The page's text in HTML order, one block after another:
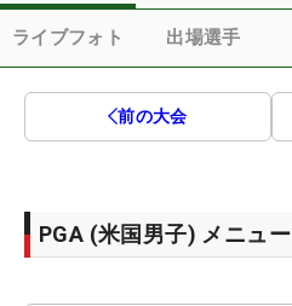
ライブフォト 出場選手
前の大会
PGA (米国男子) メニュー